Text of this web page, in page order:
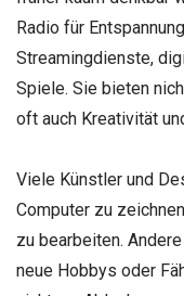
Radio für
Streamingdienste,
Spiele. Sie bieten
oft auch Kreativität
Viele Künstler und
Computer zu
zu bearbeiten.
neue Hobbys oder